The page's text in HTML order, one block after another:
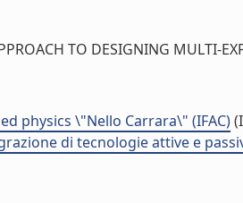
TO DESIGNING MULTI-
physics \"Nello Carrara\" (IFAC)
di tecnologie attive e